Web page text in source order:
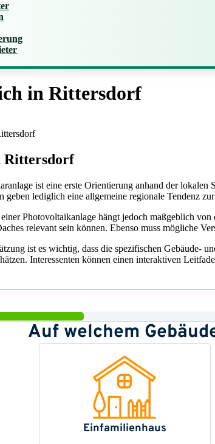
in Rittersdorf
Rittersdorf
ist eine erste Orientierung anhand der
geben lediglich eine allgemeine regionale Tendenz
Photovoltaikanlage hängt jedoch maßgeblich
relevant sein können. Ebenso muss mögliche
ist es wichtig, dass die spezifischen Gebäude-
Interessenten können einen interaktiven